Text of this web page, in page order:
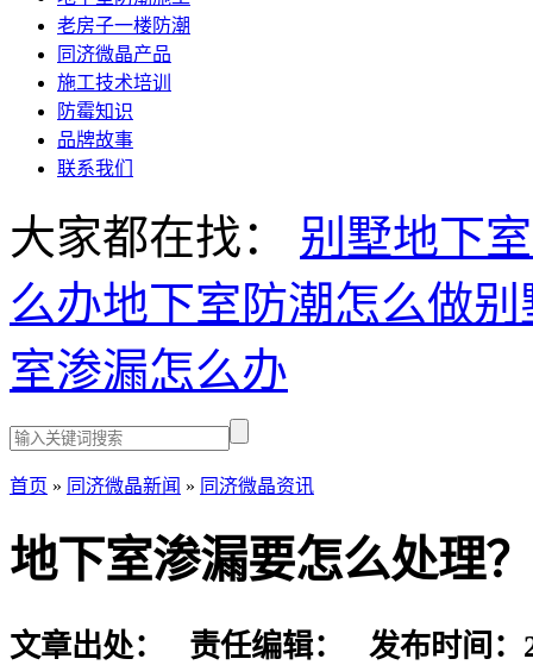
老房子一楼防潮
同济微晶产品
施工技术培训
防霉知识
品牌故事
联系我们
大家都在找： 别墅地下
么办地下室防潮怎么做别
室渗漏怎么办
首页 » 同济微晶新闻 » 同济微晶资讯
地下室渗漏要怎么处理？
文章出处： 责任编辑： 发布时间：